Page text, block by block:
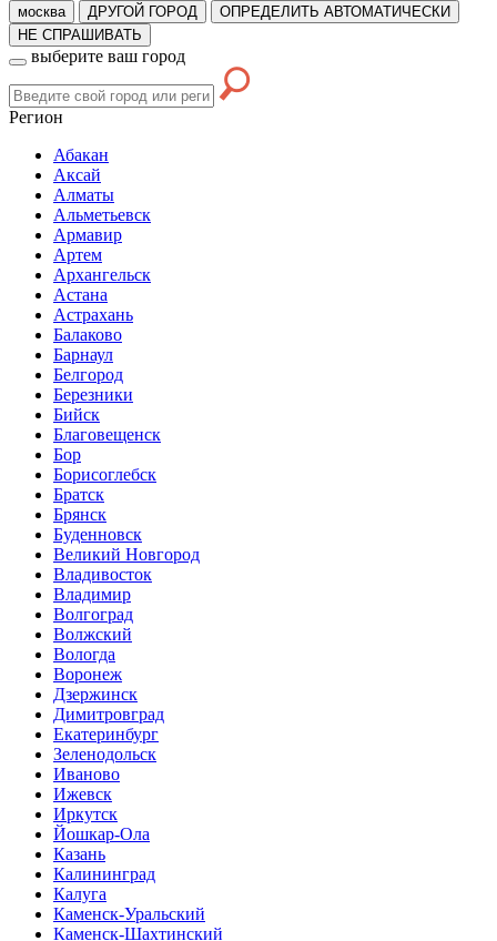
москва ДРУГОЙ ГОРОД
ОПРЕДЕЛИТЬ АВТОМАТИЧЕСКИ
НЕ СПРАШИВАТЬ
выберите ваш город
Регион
Абакан
Аксай
Алматы
Альметьевск
Армавир
Артем
Архангельск
Астана
Астрахань
Балаково
Барнаул
Белгород
Березники
Бийск
Благовещенск
Бор
Борисоглебск
Братск
Брянск
Буденновск
Великий Новгород
Владивосток
Владимир
Волгоград
Волжский
Вологда
Воронеж
Дзержинск
Димитровград
Екатеринбург
Зеленодольск
Иваново
Ижевск
Иркутск
Йошкар-Ола
Казань
Калининград
Калуга
Каменск-Уральский
Каменск-Шахтинский